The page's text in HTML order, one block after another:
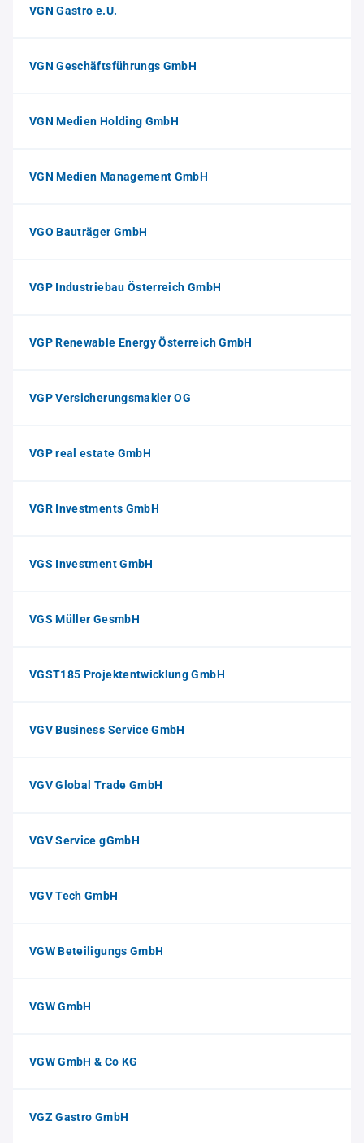
VGN Gastro e.U.
VGN Geschäftsführungs GmbH
VGN Medien Holding GmbH
VGN Medien Management GmbH
VGO Bauträger GmbH
VGP Industriebau Österreich GmbH
VGP Renewable Energy Österreich GmbH
VGP Versicherungsmakler OG
VGP real estate GmbH
VGR Investments GmbH
VGS Investment GmbH
VGS Müller GesmbH
VGST185 Projektentwicklung GmbH
VGV Business Service GmbH
VGV Global Trade GmbH
VGV Service gGmbH
VGV Tech GmbH
VGW Beteiligungs GmbH
VGW GmbH
VGW GmbH & Co KG
VGZ Gastro GmbH